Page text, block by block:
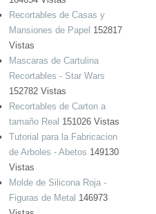
Recortables de Casas y
Mansiones de Papel 152817
Vistas
Mascaras de Cartulina
Recortables - Star Wars
152782 Vistas
Recortables de Carton a
tamaño Real 151026 Vistas
Tutorial para la Fabricacion
de Arboles - Abetos 149130
Vistas
Molde de Silicona Roja -
Figuras de Metal 146973